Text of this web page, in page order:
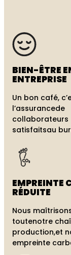
BIEN-ÊTRE
ENTREPRISE
Un bon café,
l’assurancede
collaborateurs
satisfaitsau
EMPREINTE
RÉDUITE
Nous
toutenotre
production,et
empreinte